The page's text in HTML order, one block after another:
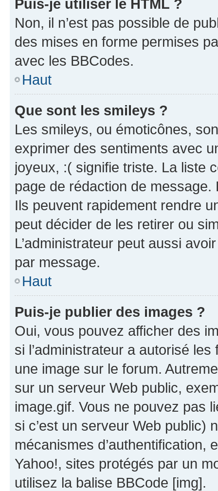
Puis-je utiliser le HTML ?
Non, il n’est pas possible de
des mises en forme permises
avec les BBCodes.
Haut
Que sont les smileys ?
Les smileys, ou émoticônes,
exprimer des sentiments avec
joyeux, :( signifie triste. La liste
page de rédaction de
Ils peuvent rapidement rendre
peut décider de les retirer ou
L’administrateur peut aussi
par message.
Haut
Puis-je publier des images ?
Oui, vous pouvez afficher des
si l’administrateur a autorisé
une image sur le forum.
sur un serveur Web public,
image.gif. Vous ne pouvez pas
si c’est un serveur Web public)
mécanismes d’authentification,
Yahoo!, sites protégés par un
utilisez la balise BBCode [img].